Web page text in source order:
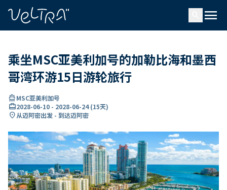
menu
乘坐MSC亚美利加号的加勒比海和墨西
哥湾环游15日游轮旅行
directions_boatMSC亚美利加号
card_travel2028-06-10 - 2028-06-24(15天)
location_on从迈阿密出发 - 到达迈阿密